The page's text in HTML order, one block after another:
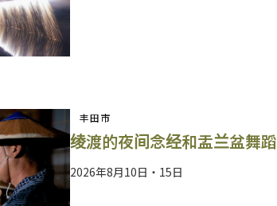
丰田市
绫渡的夜间念经和盂兰盆舞蹈
2026年8月10日・15日